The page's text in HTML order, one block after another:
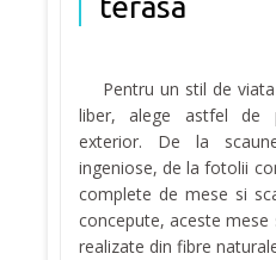
terasa
Pentru un stil de
liber, alege astfel de
exterior. De la
ingeniose, de la fotolii
complete de mese si
concepute, aceste
realizate din fibre